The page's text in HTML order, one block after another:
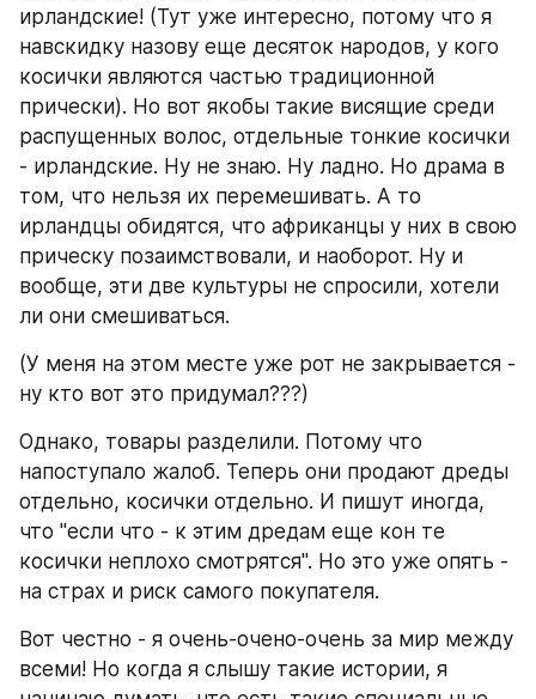
ирландские! (Тут уже интересно, потому что я
навскидку назову еще десяток народов, у кого
косички являются частью традиционной
прически). Но вот якобы такие висящие среди
распущенных волос, отдельные тонкие косички
- ирландские. Ну не знаю. Ну ладно. Но драма в
том, что нельзя их перемешивать. А то
ирландцы обидятся, что африканцы у них в свою
прическу позаимствовали, и наоборот. Ну и
вообще, эти две культуры не спросили, хотели
ли они смешиваться.
(У меня на этом месте уже рот не закрывается -
ну кто вот это придумал???)
Однако, товары разделили. Потому что
напоступало жалоб. Теперь они продают дреды
отдельно, косички отдельно. И пишут иногда,
что "если что - к этим дредам еще кон те
косички неплохо смотрятся". Но это уже опять -
на страх и риск самого покупателя.
Вот честно - я очень-очено-очень за мир между
всеми! Но когда я слышу такие истории, я